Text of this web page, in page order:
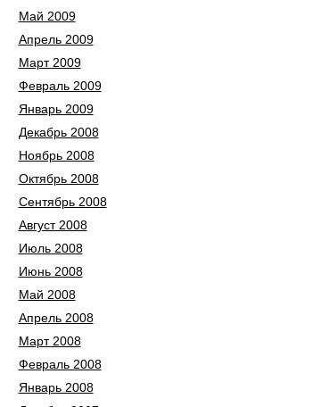
Май 2009
Апрель 2009
Март 2009
Февраль 2009
Январь 2009
Декабрь 2008
Ноябрь 2008
Октябрь 2008
Сентябрь 2008
Август 2008
Июль 2008
Июнь 2008
Май 2008
Апрель 2008
Март 2008
Февраль 2008
Январь 2008